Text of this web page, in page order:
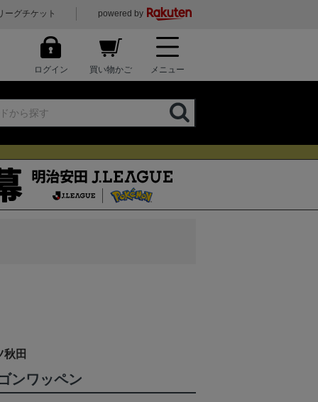
ーグチケット powered by
ログイン 買い物かご メニュー
秋田
ンワッペン